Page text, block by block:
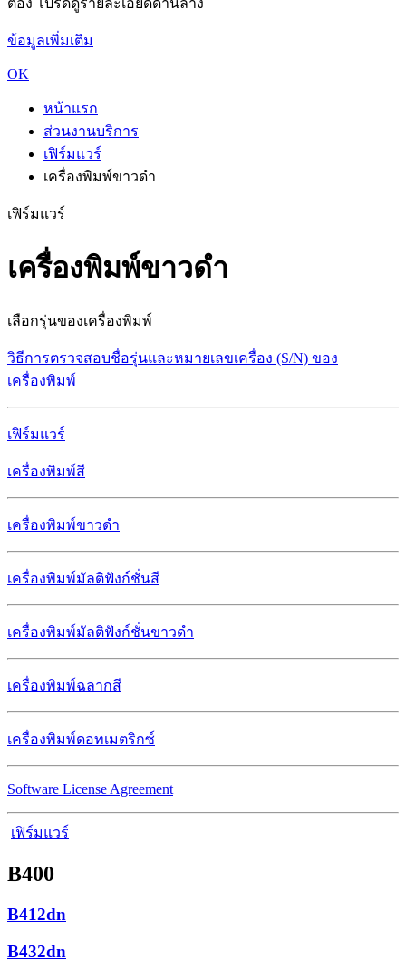
ข้อมูลเพิ่มเติม
OK
หน้าแรก
ส่วนงานบริการ
เฟิร์มแวร์
เครื่องพิมพ์ขาวดำ
เฟิร์มแวร์
เครื่องพิมพ์ขาวดำ
เลือกรุ่นของเครื่องพิมพ์
วิธีการตรวจสอบชื่อรุ่นและหมายเลขเครื่อง (S/N) ของ
เครื่องพิมพ์
เฟิร์มแวร์
เครื่องพิมพ์สี
เครื่องพิมพ์ขาวดำ
เครื่องพิมพ์มัลติฟังก์ชั่นสี
เครื่องพิมพ์มัลติฟังก์ชั่นขาวดำ
เครื่องพิมพ์ฉลากสี
เครื่องพิมพ์ดอทเมตริกซ์
Software License Agreement
เฟิร์มแวร์
B400
B412dn
B432dn